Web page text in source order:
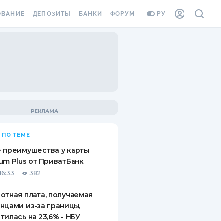
РУ
ВИНЬЕТКА
СОТРУДНИКОВ
ОТ
СЛУЧАЕВ
ДЕПОЗИТЫ
ВОПРОСЫ И ОТВЕТЫ
ПУТЕВОДИТЕЛИ ПО
БАНКИ ФОРУМ
ПО ТЕМЕ
преимущества у карты
Plus от ПриватБанк
382
плата, получаемая
из-за границы,
на 23,6% - НБУ